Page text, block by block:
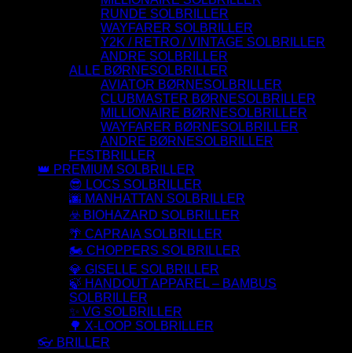
RUNDE SOLBRILLER
WAYFARER SOLBRILLER
Y2K / RETRO / VINTAGE SOLBRILLER
ANDRE SOLBRILLER
ALLE BØRNESOLBRILLER
AVIATOR BØRNESOLBRILLER
CLUBMASTER BØRNESOLBRILLER
MILLIONAIRE BØRNESOLBRILLER
WAYFARER BØRNESOLBRILLER
ANDRE BØRNESOLBRILLER
FESTBRILLER
👑 PREMIUM SOLBRILLER
😎 LOCS SOLBRILLER
🌆 MANHATTAN SOLBRILLER
☣️ BIOHAZARD SOLBRILLER
🌴 CAPRAIA SOLBRILLER
🏍️ CHOPPERS SOLBRILLER
💎 GISELLE SOLBRILLER
🍃 HANDOUT APPAREL – BAMBUS
SOLBRILLER
✨ VG SOLBRILLER
🌳 X-LOOP SOLBRILLER
👓 BRILLER